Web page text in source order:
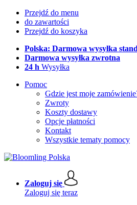
Przejdź do menu
do zawartości
Przejdź do koszyka
Polska: Darmowa wysyłka
Darmowa wysyłka zwrotna
24 h Wysyłka
Pomoc
Gdzie jest moje
Zwroty
Koszty dostawy
Opcje płatności
Kontakt
Wszystkie tematy pomocy
Zaloguj się
Zaloguj się teraz